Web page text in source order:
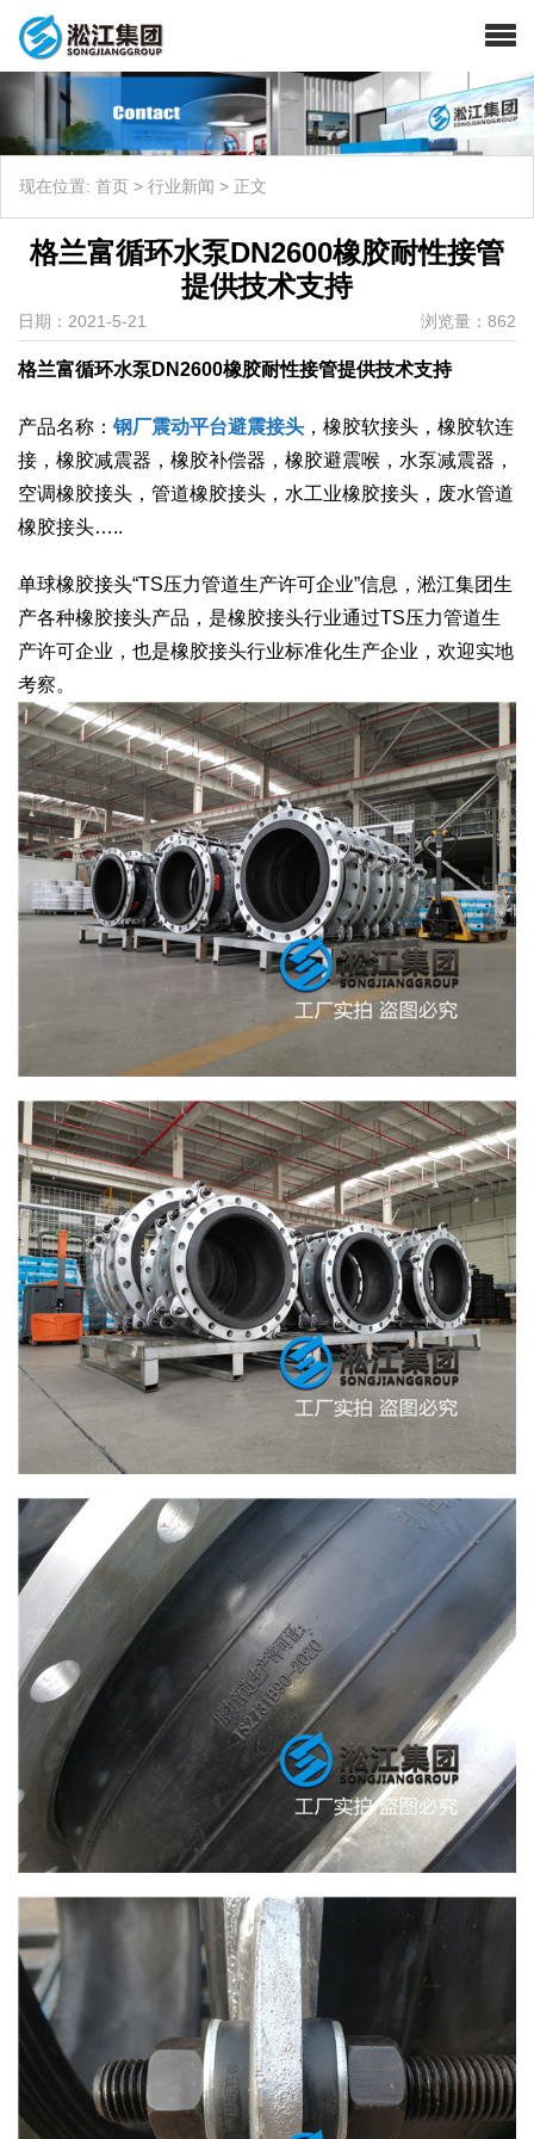
现在位置: 首页 > 行业新闻 > 正文
格兰富循环水泵DN2600橡胶耐性接管
提供技术支持
日期：2021-5-21 浏览量：862
格兰富循环水泵DN2600橡胶耐性接管提供技术支持
产品名称： 钢厂震动平台避震接头 ，橡胶软接头，橡胶软连
接，橡胶减震器，橡胶补偿器，橡胶避震喉，水泵减震器，
空调橡胶接头，管道橡胶接头，水工业橡胶接头，废水管道
橡胶接头…..
单球橡胶接头“TS压力管道生产许可企业”信息，淞江集团生
产各种橡胶接头产品，是橡胶接头行业通过TS压力管道生
产许可企业，也是橡胶接头行业标准化生产企业，欢迎实地
考察。